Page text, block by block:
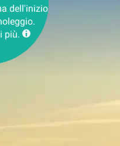
dell'inizio
più.